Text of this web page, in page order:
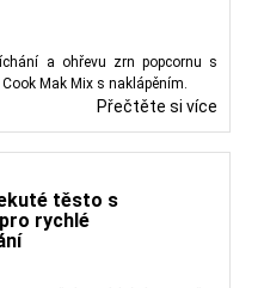
a ohřevu zrn popcornu s
Mak Mix s naklápěním.
Přečtěte si více
těsto s
rychlé